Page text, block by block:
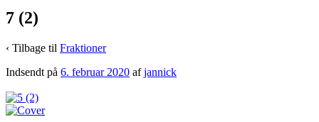
7 (2)
‹ Tilbage til Fraktioner
Indsendt på 6. februar 2020 afjannick